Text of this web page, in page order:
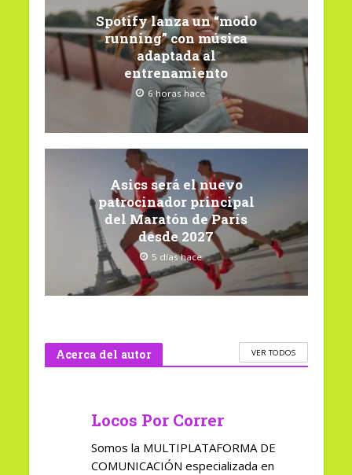
Spotify lanza un “modo
running” con música
adaptada al
entrenamiento
6 horas hace
Asics será el nuevo
patrocinador principal
del Maratón de París
desde 2027
5 días hace
Acerca del autor VER TODOS
Locos Por Correr
Somos la MULTIPLATAFORMA DE
COMUNICACIÓN especializada en